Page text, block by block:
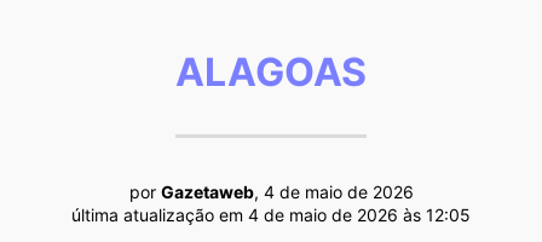
ALAGOAS
por Gazetaweb, 4 de maio de 2026
última atualização em 4 de maio de 2026 às 12:05